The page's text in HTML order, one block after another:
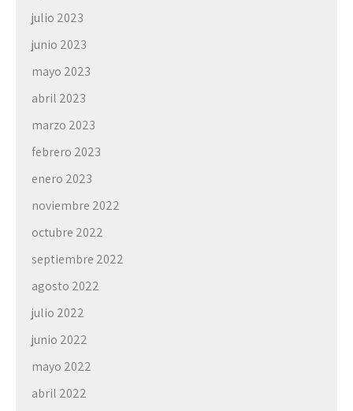
julio 2023
junio 2023
mayo 2023
abril 2023
marzo 2023
febrero 2023
enero 2023
noviembre 2022
octubre 2022
septiembre 2022
agosto 2022
julio 2022
junio 2022
mayo 2022
abril 2022